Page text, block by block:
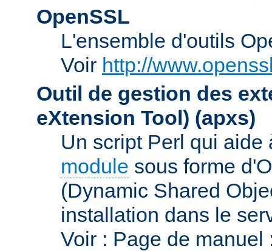
OpenSSL
L'ensemble d'outils
Voir http://
Outil de gestion des
eXtension Tool) (apxs)
Un script Perl qui
module sous forme
(Dynamic Shared
installation dans le
Voir : Page de